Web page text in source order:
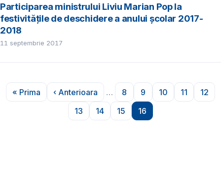
Participarea ministrului Liviu Marian Pop la
festivitățile de deschidere a anului școlar 2017-
2018
11 septembrie 2017
Paginare
Prima pagină
« Prima
Pagina anterioară
‹ Anterioara …
Pagina
8
Pagina
9
Pagina
10
Pagina
11 12
Pagina
13
Pagina
14
Pagina
15
Pagina
16